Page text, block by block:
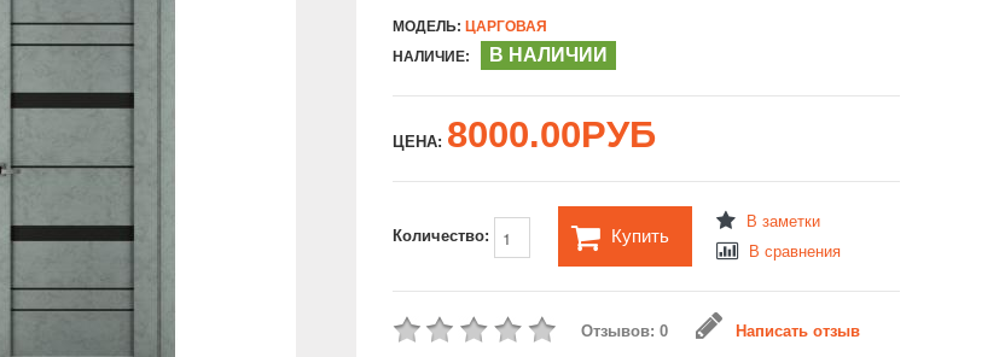
МОДЕЛЬ: ЦАРГОВАЯ
НАЛИЧИЕ:
В НАЛИЧИИ
ЦЕНА: 8000.00РУБ
Количество: Купить
В заметки
В сравнения
Отзывов: 0 Написать отзыв